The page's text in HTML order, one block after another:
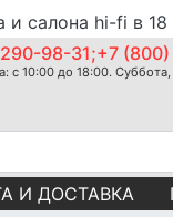
и салона hi-fi в 18
98-31;+7 (800)
с 10:00 до 18:00.
И ДОСТАВКА